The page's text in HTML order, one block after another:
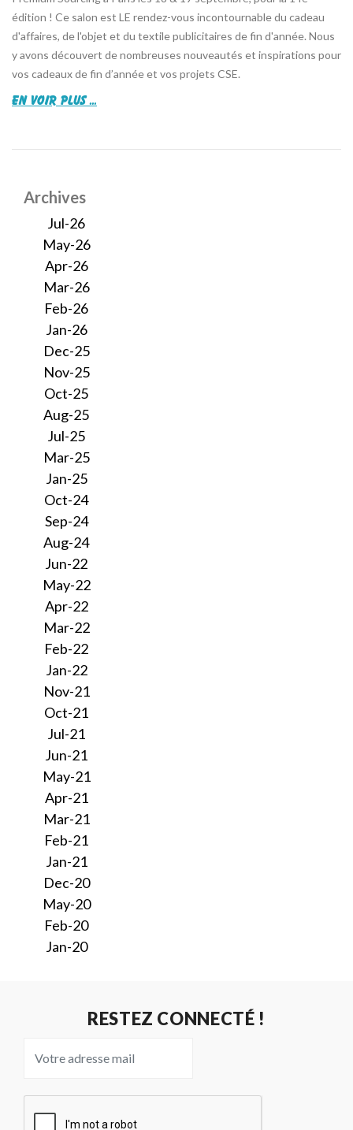
édition ! Ce salon est LE rendez-vous incontournable du cadeau
d'affaires, de l'objet et du textile publicitaires de fin d'année. Nous
y avons découvert de nombreuses nouveautés et inspirations pour
vos cadeaux de fin d’année et vos projets CSE.
en voir plus ...
Archives
Jul-26
May-26
Apr-26
Mar-26
Feb-26
Jan-26
Dec-25
Nov-25
Oct-25
Aug-25
Jul-25
Mar-25
Jan-25
Oct-24
Sep-24
Aug-24
Jun-22
May-22
Apr-22
Mar-22
Feb-22
Jan-22
Nov-21
Oct-21
Jul-21
Jun-21
May-21
Apr-21
Mar-21
Feb-21
Jan-21
Dec-20
May-20
Feb-20
Jan-20
RESTEZ CONNECTÉ !